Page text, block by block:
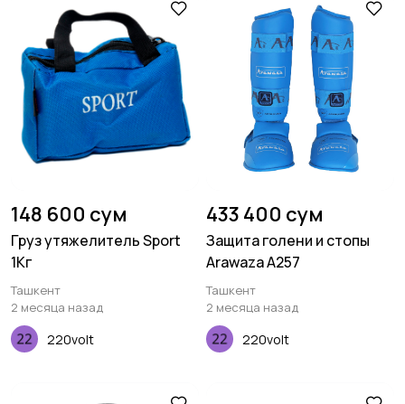
148 600 сум
Груз утяжелитель Sport
1Кг
Ташкент
2 месяца назад
220volt
433 400 сум
Защита голени и стопы
Arawaza A257
Ташкент
2 месяца назад
220volt